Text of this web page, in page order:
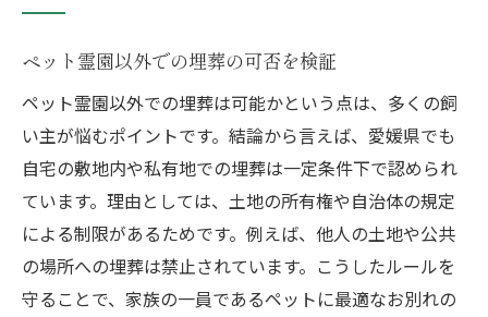
ペット霊園以外での埋葬の可否を検証
ペット霊園以外での埋葬は可能かという点は、多くの飼
い主が悩むポイントです。結論から言えば、愛媛県でも
自宅の敷地内や私有地での埋葬は一定条件下で認められ
ています。理由としては、土地の所有権や自治体の規定
による制限があるためです。例えば、他人の土地や公共
の場所への埋葬は禁止されています。こうしたルールを
守ることで、家族の一員であるペットに最適なお別れの